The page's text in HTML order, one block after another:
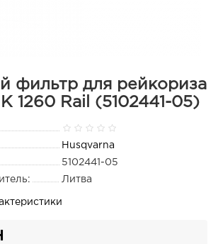
фильтр для рейкориза
1260 Rail (5102441-05)
Husqvarna
5102441-05
Литва